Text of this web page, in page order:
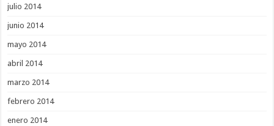
julio 2014
junio 2014
mayo 2014
abril 2014
marzo 2014
febrero 2014
enero 2014